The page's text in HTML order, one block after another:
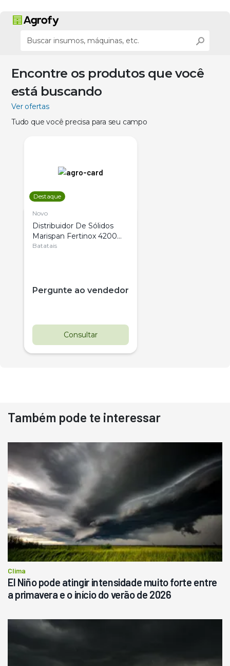
Encontre os produtos que você
está buscando
Ver ofertas
Tudo que você precisa para seu campo
Destaque
Novo
Distribuidor De Sólidos
Marispan Fertinox 4200
Citrus
Batatais
Pergunte ao vendedor
Consultar
Destaque
Usado
Pá Carregadeira Cat 966
Ano 1987
Londrina
R$ 145.000
Consultar
Também pode te interessar
Clima
El Niño pode atingir intensidade muito forte entre
a primavera e o início do verão de 2026